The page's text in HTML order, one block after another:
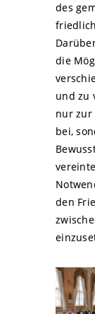
des
die
und zu
nur zur
bei,
den